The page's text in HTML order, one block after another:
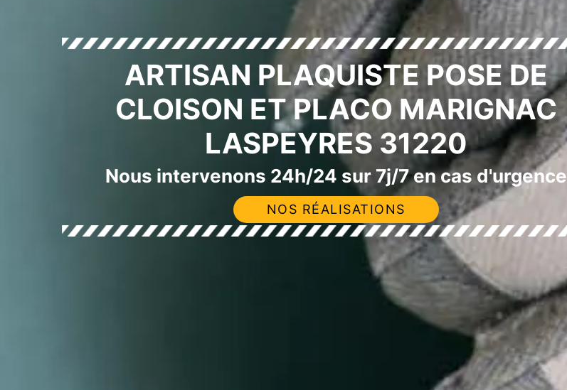
ARTISAN PLAQUISTE POSE DE
CLOISON ET PLACO MARIGNAC
LASPEYRES 31220
Nous intervenons 24h/24 sur 7j/7 en cas d'urgence
NOS RÉALISATIONS